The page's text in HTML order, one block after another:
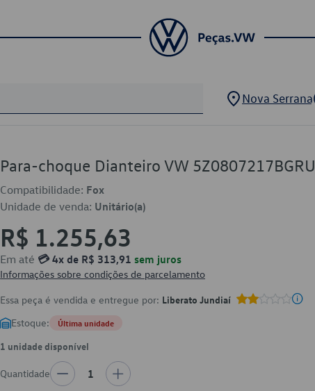
Nova Serrana
Para-choque Dianteiro VW 5Z0807217BGRU
Compatibilidade: Fox
Unidade de venda: Unitário(a)
R$ 1.255,63
Em até 💳 4x de R$ 313,91 sem juros
Informações sobre condições de parcelamento
Essa peça é vendida e entregue por: Liberato Jundiaí
Estoque: Última unidade
1 unidade disponível
Quantidade 1